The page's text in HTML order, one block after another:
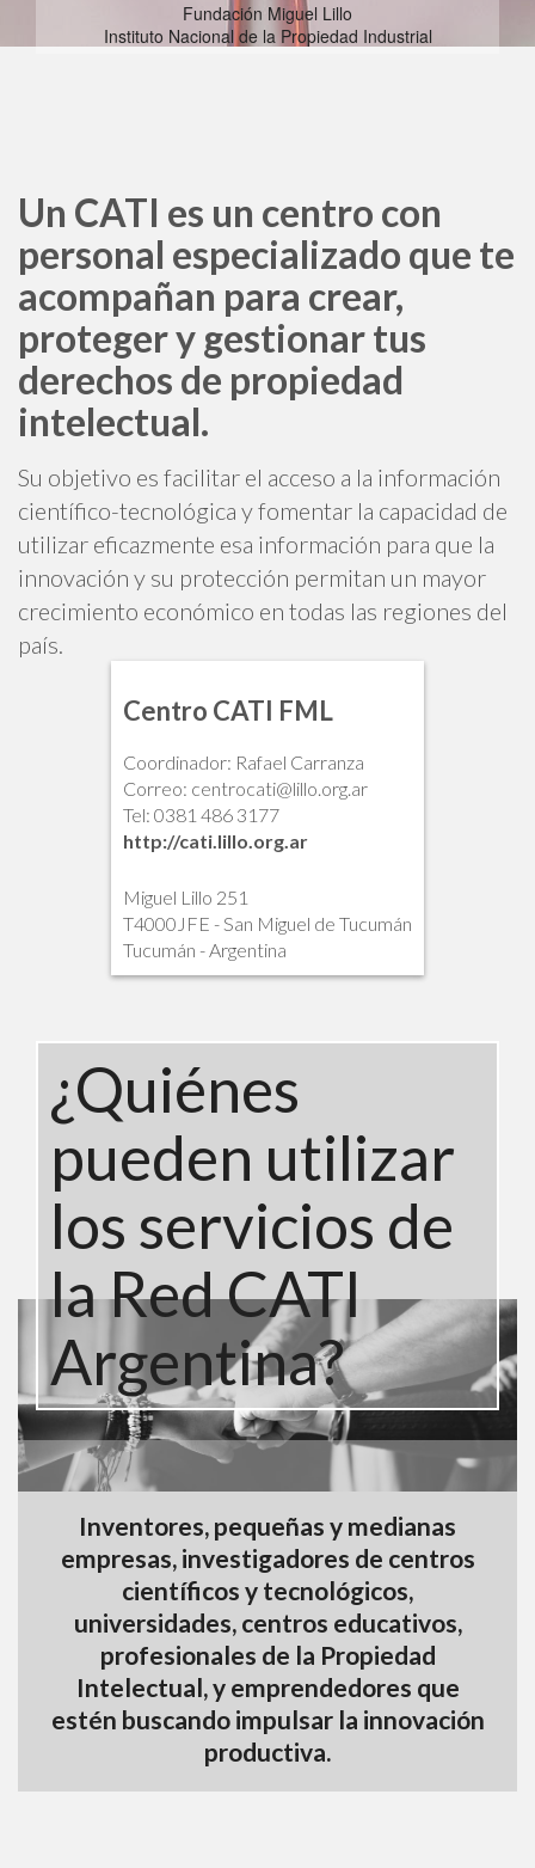
Fundación Miguel Lillo
Instituto Nacional de la Propiedad Industrial
Un CATI es un centro con
personal especializado que te
acompañan para crear,
proteger y gestionar tus
derechos de propiedad
intelectual.
Su objetivo es facilitar el acceso a la información
científico-tecnológica y fomentar la capacidad de
utilizar eficazmente esa información para que la
innovación y su protección permitan un mayor
crecimiento económico en todas las regiones del
país.
Centro CATI FML
Coordinador: Rafael Carranza
Correo: centrocati@lillo.org.ar
Tel: 0381 486 3177
http://cati.lillo.org.ar
Miguel Lillo 251
T4000JFE - San Miguel de Tucumán
Tucumán - Argentina
¿Quiénes
pueden utilizar
los servicios de
la Red CATI
Argentina?
Inventores, pequeñas y medianas
empresas, investigadores de centros
científicos y tecnológicos,
universidades, centros educativos,
profesionales de la Propiedad
Intelectual, y emprendedores que
estén buscando impulsar la innovación
productiva.